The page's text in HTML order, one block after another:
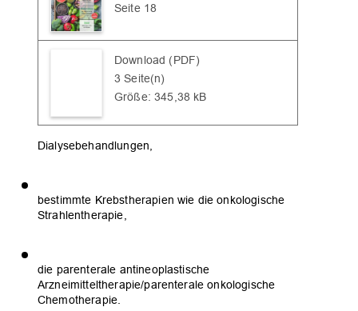
Seite 18
Download (PDF)
3 Seite(n)
Größe: 345,38 kB
Dialysebehandlungen,
bestimmte Krebstherapien wie die onkologische
Strahlentherapie,
die parenterale antineoplastische
Arzneimitteltherapie/parenterale onkologische
Chemotherapie.